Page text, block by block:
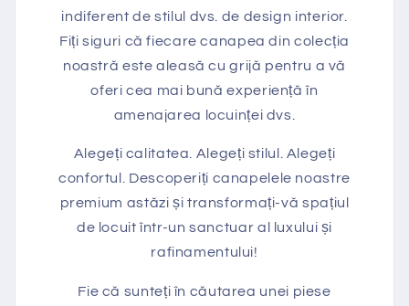
indiferent de stilul dvs. de design interior.
Fiți siguri că fiecare canapea din colecția
noastră este aleasă cu grijă pentru a vă
oferi cea mai bună experiență în
amenajarea locuinței dvs.
Alegeți calitatea. Alegeți stilul. Alegeți
confortul. Descoperiți canapelele noastre
premium astăzi și transformați-vă spațiul
de locuit într-un sanctuar al luxului și
rafinamentului!
Fie că sunteți în căutarea unei piese